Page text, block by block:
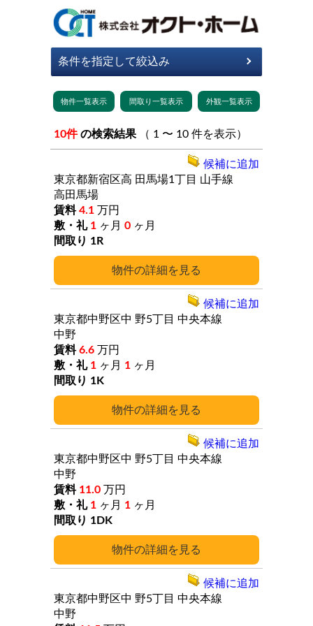
10件 の検索結果 （ 1 〜 10 件を表示）
詳細
東京都新宿区高 田馬場1丁目 山手線
高田馬場
4.1 万円
1 ヶ月 0 ヶ月
1R
候補に追加
詳細
東京都中野区中 野5丁目 中央本線
中野
6.6 万円
1 ヶ月 1 ヶ月
1K
候補に追加
詳細
東京都中野区中 野5丁目 中央本線
中野
11.0 万円
1 ヶ月 1 ヶ月
1DK
候補に追加
東京都中野区中 野5丁目 中央本線
中野
候補に追加